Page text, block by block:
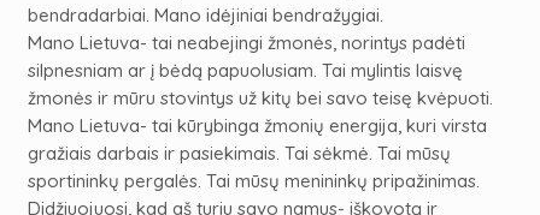
bendradarbiai. Mano idėjiniai bendražygiai.
Mano Lietuva- tai neabejingi žmonės, norintys padėti
silpnesniam ar į bėdą papuolusiam. Tai mylintis laisvę
žmonės ir mūru stovintys už kitų bei savo teisę kvėpuoti.
Mano Lietuva- tai kūrybinga žmonių energija, kuri virsta
gražiais darbais ir pasiekimais. Tai sėkmė. Tai mūsų
sportininkų pergalės. Tai mūsų menininkų pripažinimas.
Didžiuojuosi, kad aš turiu savo namus- iškovotą ir